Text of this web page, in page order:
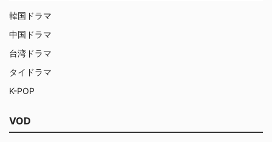
韓国ドラマ
中国ドラマ
台湾ドラマ
タイドラマ
K-POP
VOD